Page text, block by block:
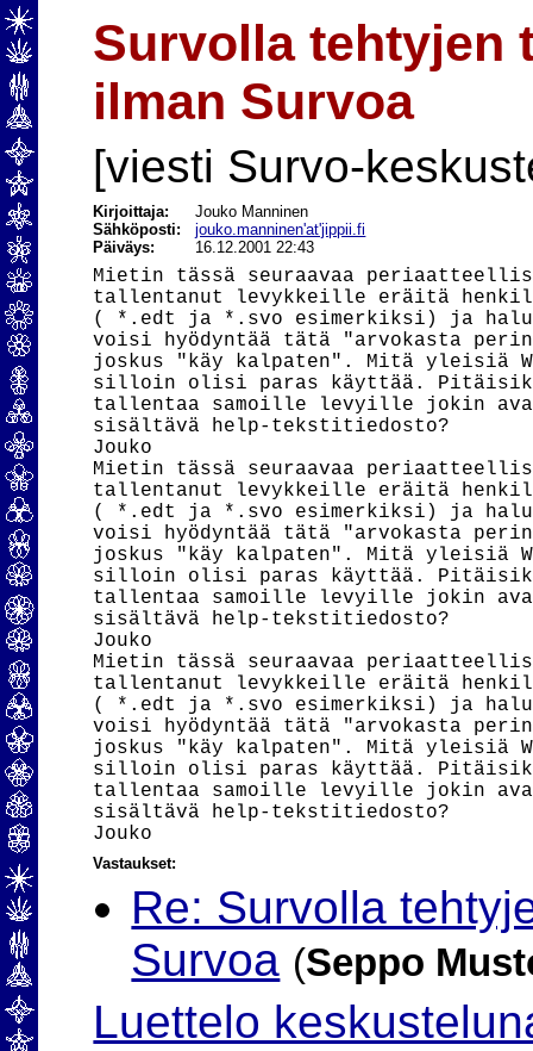
Survolla tehtyjen
ilman Survoa
[viesti Survo-
Kirjoittaja:
Jouko Manninen
Sähköposti:jouko.manninen'at'jippii.fi
Päiväys:
16.12.2001 22:43
Mietin tässä seuraavaa
tallentanut levykkeille eräitä
( *.edt ja *.svo esimerkiksi) ja
voisi hyödyntää tätä "arvokasta
joskus "käy kalpaten". Mitä yleisiä
silloin olisi paras käyttää. Pitäisikö
tallentaa samoille levyille jokin
sisältävä help-tekstitiedosto?
Jouko
Mietin tässä seuraavaa
tallentanut levykkeille eräitä
( *.edt ja *.svo esimerkiksi) ja
voisi hyödyntää tätä "arvokasta
joskus "käy kalpaten". Mitä yleisiä
silloin olisi paras käyttää. Pitäisikö
tallentaa samoille levyille jokin
sisältävä help-tekstitiedosto?
Jouko
Mietin tässä seuraavaa
tallentanut levykkeille eräitä
( *.edt ja *.svo esimerkiksi) ja
voisi hyödyntää tätä "arvokasta
joskus "käy kalpaten". Mitä yleisiä
silloin olisi paras käyttää. Pitäisikö
tallentaa samoille levyille jokin
sisältävä help-tekstitiedosto?
Vastaukset:
Re: Survolla
Survoa (Seppo
Luettelo